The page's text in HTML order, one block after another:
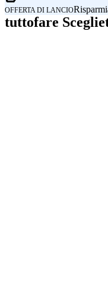
OFFERTA DI LANCIO
tuttofare